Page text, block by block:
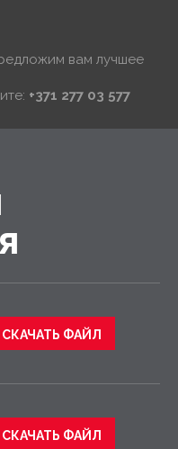
вам лучшее
+371 277 03 577
СКАЧАТЬ ФАЙЛ
СКАЧАТЬ ФАЙЛ